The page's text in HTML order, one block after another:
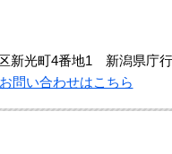
新光町4番地1 新潟県庁
問い合わせはこちら